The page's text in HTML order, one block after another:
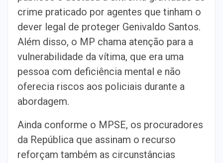
crime praticado por agentes que tinham o
dever legal de proteger Genivaldo Santos.
Além disso, o MP chama atenção para a
vulnerabilidade da vítima, que era uma
pessoa com deficiência mental e não
oferecia riscos aos policiais durante a
abordagem.
Ainda conforme o MPSE, os procuradores
da República que assinam o recurso
reforçam também as circunstâncias